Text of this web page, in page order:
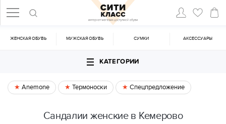
ЖЕНСКАЯ ОБУВЬ МУЖСКАЯ ОБУВЬ CУМКИ АКСЕССУАРЫ
КАТЕГОРИИ
Anemone Термоноски Спецпредложение
Сандалии женские в Кемерово